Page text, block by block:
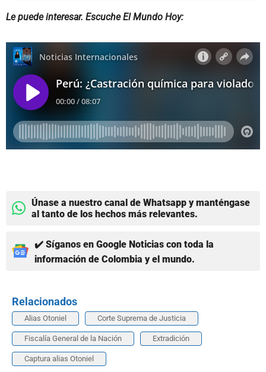
Le puede interesar. Escuche El Mundo Hoy:
Únase a nuestro canal de Whatsapp y manténgase
al tanto de los hechos más relevantes.
✔️ Síganos en Google Noticias con toda la
información de Colombia y el mundo.
Relacionados
Alias Otoniel Corte Suprema de Justicia
Fiscalía General de la Nación Extradición
Captura alias Otoniel